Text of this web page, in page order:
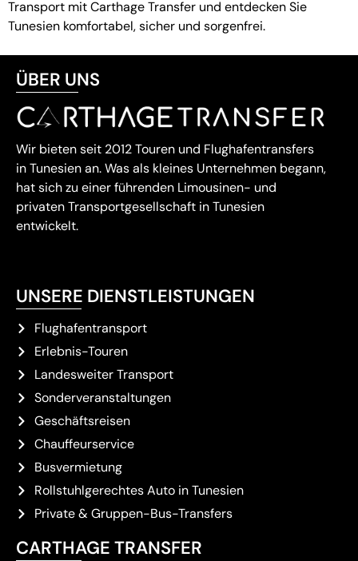
Transport mit Carthage Transfer und entdecken Sie
Tunesien komfortabel, sicher und sorgenfrei.
ÜBER UNS
Wir bieten seit 2012 Touren und Flughafentransfers
in Tunesien an. Was als kleines Unternehmen begann,
hat sich zu einer führenden Limousinen- und
privaten Transportgesellschaft in Tunesien
entwickelt.
UNSERE DIENSTLEISTUNGEN
Flughafentransport
Erlebnis-Touren
Landesweiter Transport
Sonderveranstaltungen
Geschäftsreisen
Chauffeurservice
Busvermietung
Rollstuhlgerechtes Auto in Tunesien
Private & Gruppen-Bus-Transfers
CARTHAGE TRANSFER